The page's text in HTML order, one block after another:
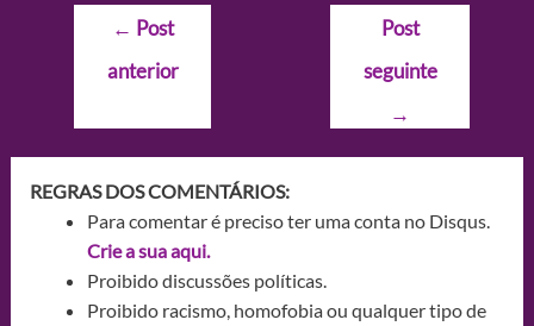
Navegação
Post
← Post
anterior
Post
seguinte
→
REGRAS DOS COMENTÁRIOS:
Para comentar é preciso ter uma conta no Disqus.
Crie a sua aqui.
Proibido discussões políticas.
Proibido racismo, homofobia ou qualquer tipo de